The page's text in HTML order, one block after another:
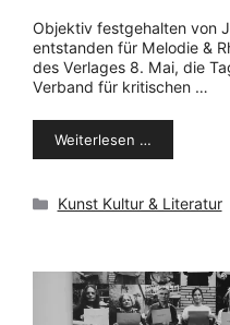
Objektiv festgehalten von
entstanden für Melodie &
des Verlages 8. Mai, die
Verband für kritischen …
Weiterlesen …
Kategorien
Kunst Kultur & Literatur